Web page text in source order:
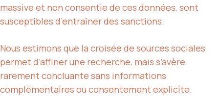
massive et non consentie de ces données, sont
susceptibles d’entraîner des sanctions.
Nous estimons que la croisée de sources sociales
permet d’affiner une recherche, mais s’avère
rarement concluante sans informations
complémentaires ou consentement explicite.